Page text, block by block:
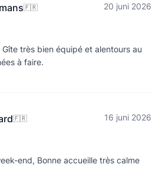
🇫🇷 20 juni 2026
très bien équipé et alentours au
à faire.
🇫🇷 16 juni 2026
end, Bonne accueille très calme